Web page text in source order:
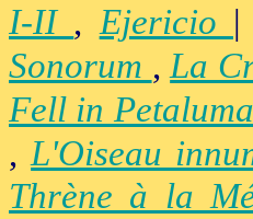
I-II ,Ejericio
Sonorum ,La
Fell in Petaluma
,L'Oiseau
Thrène à la